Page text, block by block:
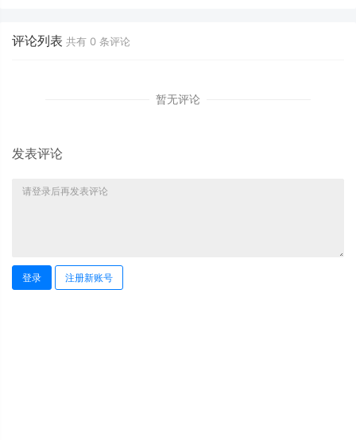
评论列表 共有 0 条评论
暂无评论
发表评论
登录 注册新账号